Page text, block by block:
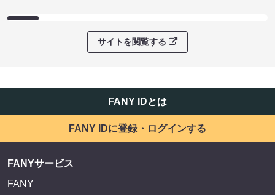
サイトを閲覧する
FANY IDとは
FANY IDに登録・ログインする
FANYサービス
FANY